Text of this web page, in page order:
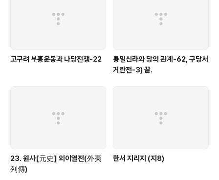
고구려 부흥운동과 나당전쟁-22
통일신라와 당의 관계-62, 구당서
거란전-3) 끝.
23. 원사[元史] 외이열전(外夷
列傳)
한서 지리지 (지8)